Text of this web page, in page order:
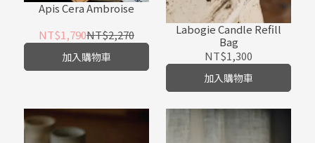
Apis Cera Ambroise
NT$1,790NT$2,270
加入購物車
Labogie Candle Refill
Bag
NT$1,300
加入購物車